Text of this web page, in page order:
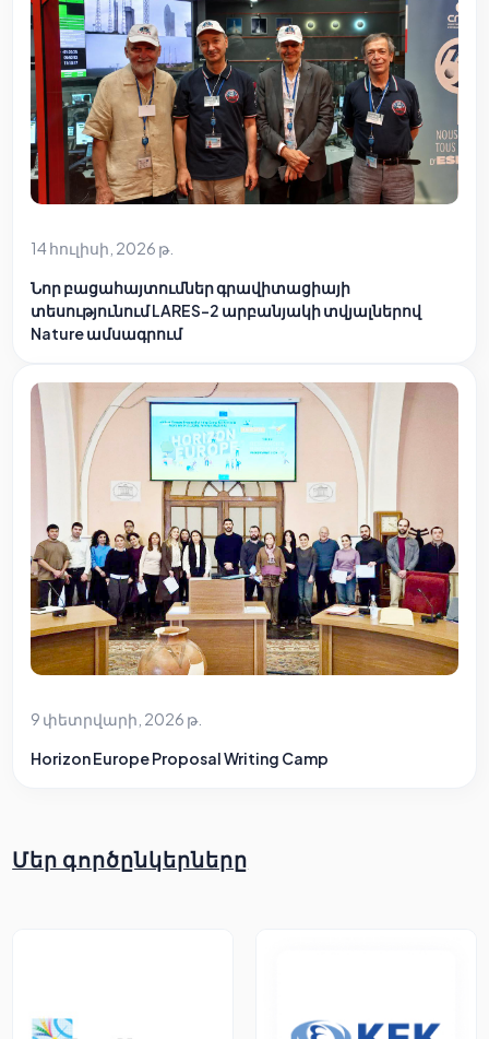
14 հուլիսի, 2026 թ.
Նոր բացահայտումներ գրավիտացիայի
տեսությունում LARES-2 արբանյակի տվյալներով
Nature ամսագրում
9 փետրվարի, 2026 թ.
Horizon Europe Proposal Writing Camp
Մեր գործընկերները